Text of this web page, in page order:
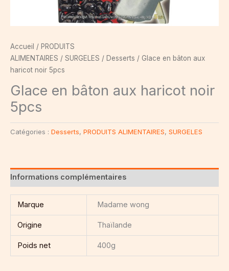
Accueil / PRODUITS
ALIMENTAIRES / SURGELES / Desserts / Glace en bâton aux
haricot noir 5pcs
Glace en bâton aux haricot noir
5pcs
Catégories : Desserts, PRODUITS ALIMENTAIRES, SURGELES
Informations complémentaires
Marque Madame wong
Origine Thaïlande
Poids net 400g